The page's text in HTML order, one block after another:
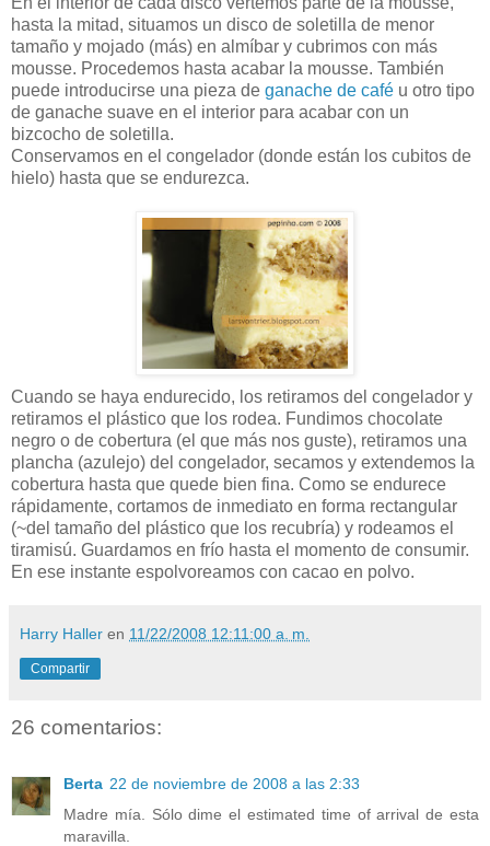
hasta la mitad, situamos un disco de soletilla de menor
tamaño y mojado (más) en almíbar y cubrimos con más
mousse. Procedemos hasta acabar la mousse. También
puede introducirse una pieza de ganache de café u otro tipo
de ganache suave en el interior para acabar con un
bizcocho de soletilla.
Conservamos en el congelador (donde están los cubitos de
hielo) hasta que se endurezca.
Cuando se haya endurecido, los retiramos del congelador y
retiramos el plástico que los rodea. Fundimos chocolate
negro o de cobertura (el que más nos guste), retiramos una
plancha (azulejo) del congelador, secamos y extendemos la
cobertura hasta que quede bien fina. Como se endurece
rápidamente, cortamos de inmediato en forma rectangular
(~del tamaño del plástico que los recubría) y rodeamos el
tiramisú. Guardamos en frío hasta el momento de consumir.
En ese instante espolvoreamos con cacao en polvo.
Harry Haller en 11/22/2008 12:11:00 a. m.
Compartir
26 comentarios:
Berta 22 de noviembre de 2008 a las 2:33
Madre mía. Sólo dime el estimated time of arrival de esta
maravilla.